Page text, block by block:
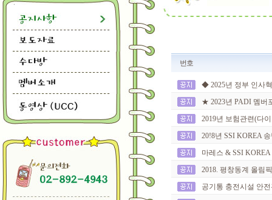
번호
◆ 2025년 정부 인사
★ 2023년 PADI 멤버
2019년 보험관련(다
20!8년 SSI KOREA
마레스 & SSI
2018. 평창동계 올림
공기통 충전시설 안